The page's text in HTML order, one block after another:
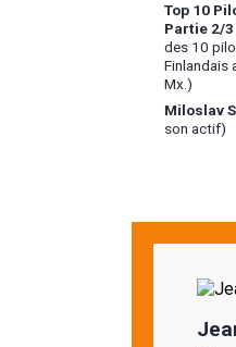
Top 10
Partie 2/3
des 10
Finlandais
Mx.)
Miloslav
son actif)